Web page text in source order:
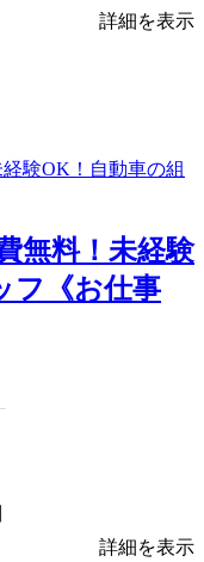
詳細を表示
無料！未経験
フ《お仕事
詳細を表示